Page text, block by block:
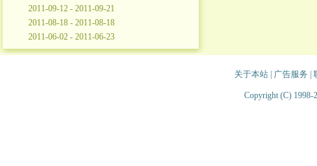
2011-09-12 - 2011-09-21
2011-08-18 - 2011-08-18
2011-06-02 - 2011-06-23
关于本站| 广告服务
Copyright (C) 1998-